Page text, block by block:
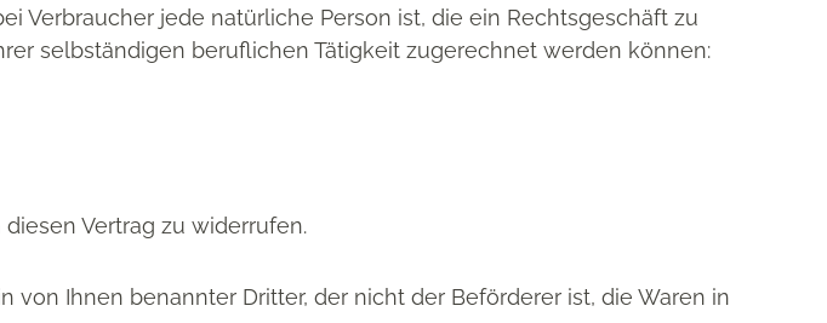
Verbraucher jede natürliche Person ist, die ein Rechtsgeschäft zu
selbständigen beruflichen Tätigkeit zugerechnet werden können:
Vertrag zu widerrufen.
von Ihnen benannter Dritter, der nicht der Beförderer ist, die Waren in